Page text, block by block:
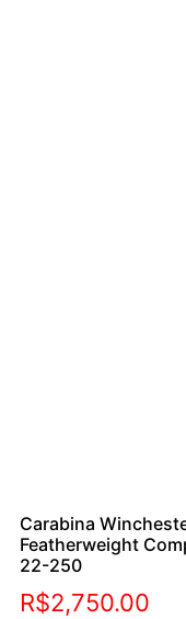
Carabina
Featherweight
22-250
R$2,750.00